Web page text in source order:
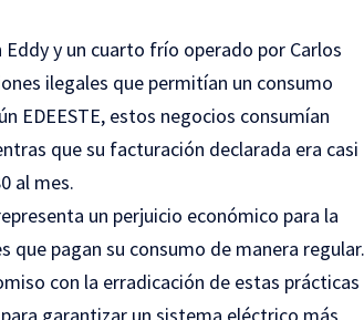
y un cuarto frío operado por Carlos
ilegales que permitían un consumo
EDEESTE, estos negocios consumían
que su facturación declarada era casi
al mes.
un perjuicio económico para la
pagan su consumo de manera regular.
con la erradicación de estas prácticas